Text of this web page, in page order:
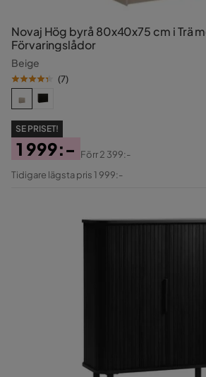
Novaj Hög byrå 80x40x75 cm i Trä
Förvaringslådor
Beige
(7)
SE PRISET!
Pris
1 999:-
Original
Förr2 399:-
Tidigare lägsta pris 1 999:-